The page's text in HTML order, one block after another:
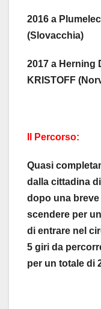
2016 a
(Slovacchia)
2017 a Herning
KRISTOFF
Il Percorso:
Quasi
dalla cittadina
dopo una
scendere per
di entrare nel
5 giri da
per un totale di